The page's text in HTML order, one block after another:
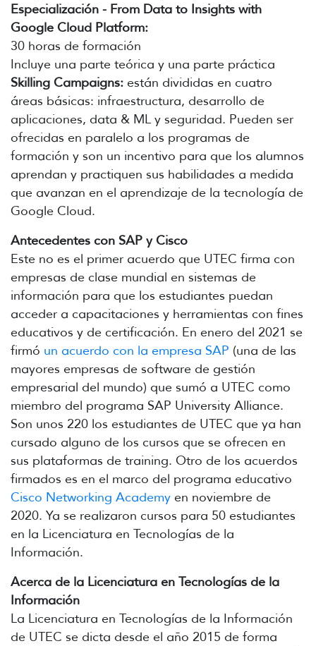
Especialización - From Data to Insights with
Google Cloud Platform:
30 horas de formación
Incluye una parte teórica y una parte práctica
Skilling Campaigns: están divididas en cuatro
áreas básicas: infraestructura, desarrollo de
aplicaciones, data & ML y seguridad. Pueden ser
ofrecidas en paralelo a los programas de
formación y son un incentivo para que los alumnos
aprendan y practiquen sus habilidades a medida
que avanzan en el aprendizaje de la tecnología de
Google Cloud.
Antecedentes con SAP y Cisco
Este no es el primer acuerdo que UTEC firma con
empresas de clase mundial en sistemas de
información para que los estudiantes puedan
acceder a capacitaciones y herramientas con fines
educativos y de certificación. En enero del 2021 se
firmó un acuerdo con la empresa SAP (una de las
mayores empresas de software de gestión
empresarial del mundo) que sumó a UTEC como
miembro del programa SAP University Alliance.
Son unos 220 los estudiantes de UTEC que ya han
cursado alguno de los cursos que se ofrecen en
sus plataformas de training. Otro de los acuerdos
firmados es en el marco del programa educativo
Cisco Networking Academy en noviembre de
2020. Ya se realizaron cursos para 50 estudiantes
en la Licenciatura en Tecnologías de la
Información.
Acerca de la Licenciatura en Tecnologías de la
Información
La Licenciatura en Tecnologías de la Información
de UTEC se dicta desde el año 2015 de forma